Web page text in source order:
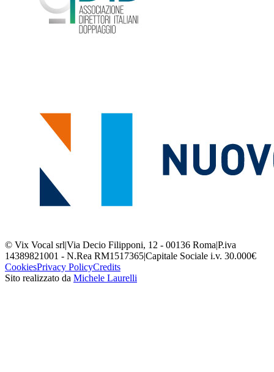
© Vix Vocal srl|Via Decio Filipponi, 12 - 00136 Roma|P.iva
14389821001 - N.Rea RM1517365|Capitale Sociale i.v. 30.000€
CookiesPrivacy PolicyCredits
Sito realizzato da Michele Laurelli